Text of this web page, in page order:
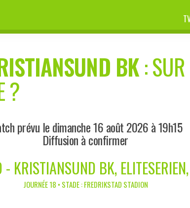
BK: SUR
?
prévu le dimanche 16 août 2026 à 19h15
Diffusion à confirmer
- KRISTIANSUND BK,
JOURNÉE 18 • STADE : FREDRIKSTAD STADION